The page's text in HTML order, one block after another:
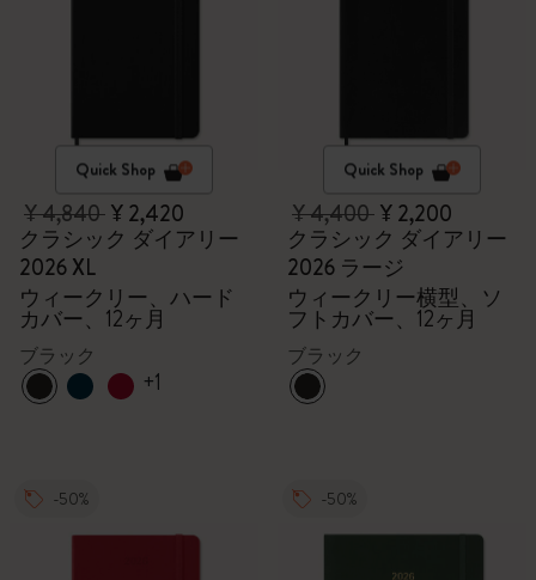
Quick Shop
¥ 4,840¥ 2,420
クラシック ダイアリー
2026 XL
ウィークリー、ハード
カバー、12ヶ月
ブラック
+1
Quick Shop
¥ 4,400¥ 2,200
クラシック ダイアリー
2026 ラージ
ウィークリー横型、ソ
フトカバー、12ヶ月
ブラック
-50% -50%